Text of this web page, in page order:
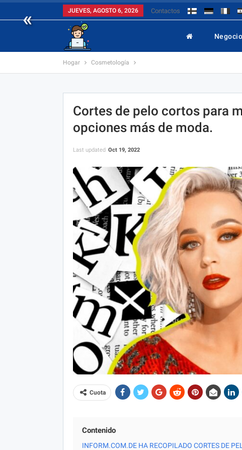
« JUEVES, AGOSTO 6, 2026 Contactos
Negocio
Hogar Cosmetología
Cortes de pelo cortos para
opciones más de moda.
Last updated Oct 19, 2022
Cuota
Contenido
INFORM.COM.DE HA RECOPILADO CORTES DE